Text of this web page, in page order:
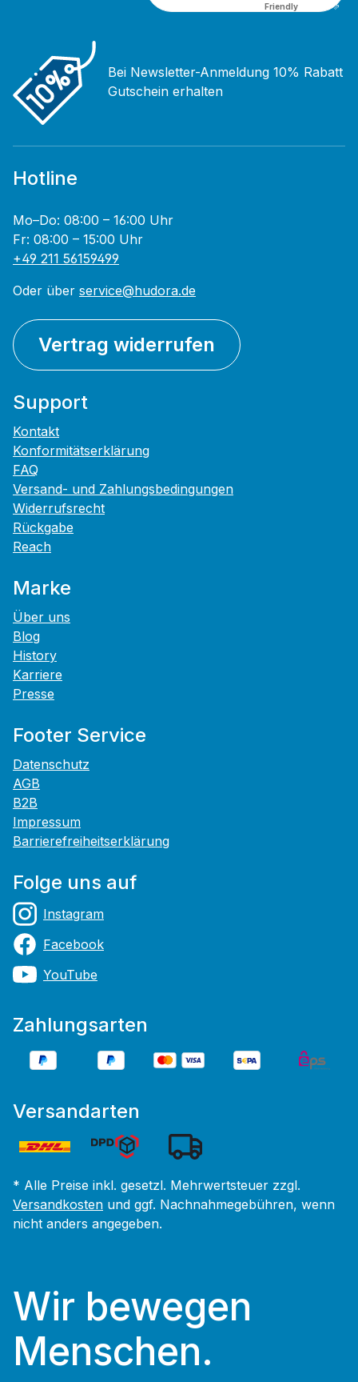
Friendly Captcha ⇗
Bei Newsletter-Anmeldung 10% Rabatt
Gutschein erhalten
Hotline
Mo–Do: 08:00 – 16:00 Uhr
Fr: 08:00 – 15:00 Uhr
+49 211 56159499
Oder über service@hudora.de
Vertrag widerrufen
Support
Kontakt
Konformitätserklärung
FAQ
Versand- und Zahlungsbedingungen
Widerrufsrecht
Rückgabe
Reach
Marke
Über uns
Blog
History
Karriere
Presse
Footer Service
Datenschutz
AGB
B2B
Impressum
Barrierefreiheitserklärung
Folge uns auf
Instagram
Facebook
YouTube
Zahlungsarten
Versandarten
* Alle Preise inkl. gesetzl. Mehrwertsteuer zzgl.
Versandkosten und ggf. Nachnahmegebühren, wenn
nicht anders angegeben.
Wir bewegen
Menschen.